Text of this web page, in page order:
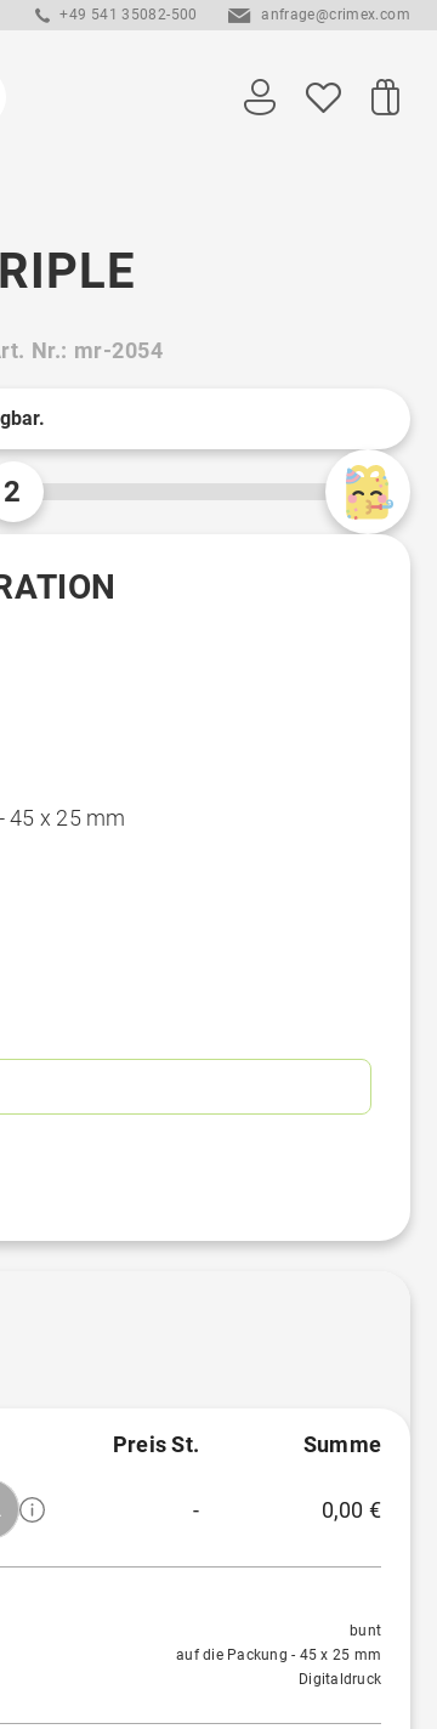
+49 541 35082-500 anfrage@crimex.com
Nr.: mr-2054
2
45 x 25 mm
Preis St. Summe
- 0,00 €
bunt
auf die Packung - 45 x 25 mm
Digitaldruck